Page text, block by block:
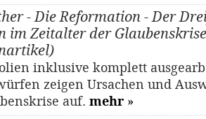
- Die Reformation - Der
im Zeitalter der
inklusive komplett
zeigen Ursachen und
auf. mehr »